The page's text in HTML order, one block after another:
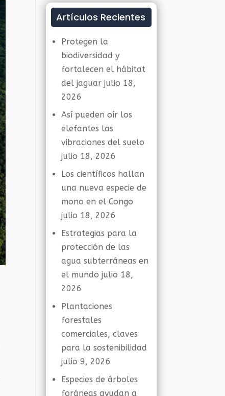
Artículos Recientes
Protegen la
biodiversidad y
fortalecen el hábitat
del jaguar julio 18,
2026
Así pueden oír los
elefantes las
vibraciones del suelo
julio 18, 2026
Los científicos hallan
una nueva especie de
mono en el Congo
julio 18, 2026
Estrategias para la
protección de las
agua subterráneas en
el mundo julio 18,
2026
Plantaciones
forestales
comerciales, claves
para la sostenibilidad
julio 9, 2026
Especies de árboles
foráneas ayudan a